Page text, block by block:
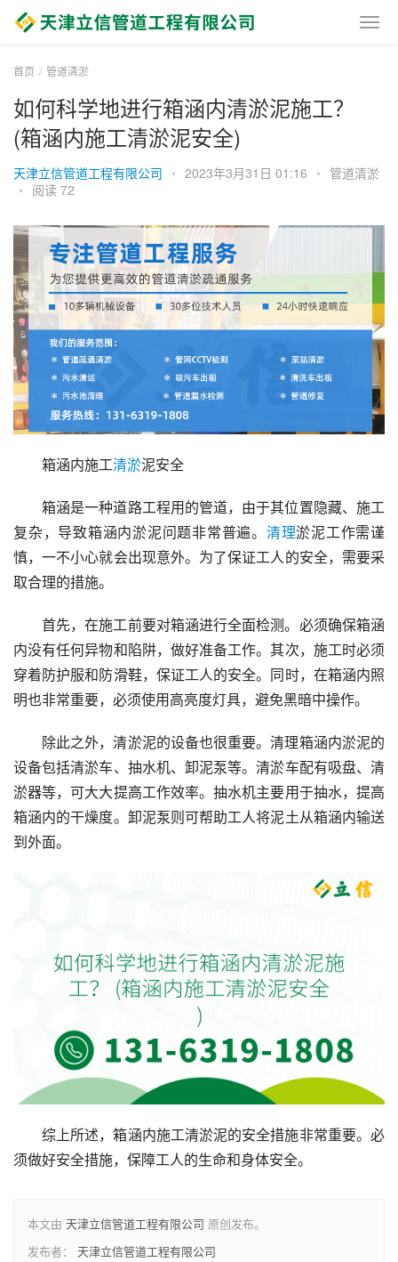
首页 管道清淤
如何科学地进行箱涵内清淤泥施工？
(箱涵内施工清淤泥安全)
天津立信管道工程有限公司 • 2023年3月31日 01:16 • 管道清淤
• 阅读 72
箱涵内施工清淤泥安全
箱涵是一种道路工程用的管道，由于其位置隐藏、施工
复杂，导致箱涵内淤泥问题非常普遍。 清理淤泥工作需谨
慎，一不小心就会出现意外。为了保证工人的安全，需要采
取合理的措施。
首先，在施工前要对箱涵进行全面检测。必须确保箱涵
内没有任何异物和陷阱，做好准备工作。其次，施工时必须
穿着防护服和防滑鞋，保证工人的安全。同时，在箱涵内照
明也非常重要，必须使用高亮度灯具，避免黑暗中操作。
除此之外，清淤泥的设备也很重要。清理箱涵内淤泥的
设备包括清淤车、抽水机、卸泥泵等。清淤车配有吸盘、清
淤器等，可大大提高工作效率。抽水机主要用于抽水，提高
箱涵内的干燥度。卸泥泵则可帮助工人将泥土从箱涵内输送
到外面。
综上所述，箱涵内施工清淤泥的安全措施非常重要。必
须做好安全措施，保障工人的生命和身体安全。
本文由 天津立信管道工程有限公司 原创发布。
发布者： 天津立信管道工程有限公司